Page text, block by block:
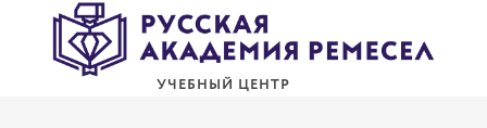
УЧЕБНЫЙ ЦЕНТР